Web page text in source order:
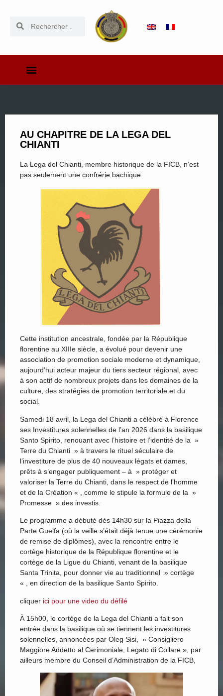
AU CHAPITRE DE LA LEGA DEL
CHIANTI
La Lega del Chianti, membre historique de la FICB, n’est
pas seulement une confrérie bachique.
Cette institution ancestrale, fondée par la République
florentine au XIIIe siècle, a évolué pour devenir une
association de promotion sociale moderne et dynamique,
aujourd’hui acteur majeur du tiers secteur régional, avec
à son actif de nombreux projets dans les domaines de la
culture, des stratégies de promotion territoriale et du
social.
Samedi 18 avril, la Lega del Chianti a célébré à Florence
ses Investitures solennelles de l’an 2026 dans la basilique
Santo Spirito, renouant avec l’histoire et l’identité de la »
Terre du Chianti » à travers le rituel séculaire de
l’investiture de plus de 40 nouveaux légats et dames,
prêts à s’engager publiquement – à » protéger et
valoriser la Terre du Chianti, dans le respect de l’homme
et de la Création « , comme le stipule la formule de la »
Promesse » des investis.
Le programme a débuté dès 14h30 sur la Piazza della
Parte Guelfa (où la veille s’était déjà tenue une cérémonie
de remise de diplômes), avec la rencontre entre le
cortège historique de la République florentine et le
cortège de la Ligue du Chianti, venant de la basilique
Santa Trinita, pour donner vie au traditionnel » cortège
« , en direction de la basilique Santo Spirito.
cliquer ici pour une video du défilé
À 15h00, le cortège de la Lega del Chianti a fait son
entrée dans la basilique où se tiennent les investitures
solennelles, annoncées par Oleg Sisi, » Consigliero
Maggiore Addetto al Cerimoniale, Legato di Collare », par
ailleurs membre du Conseil d’Administration de la FICB,